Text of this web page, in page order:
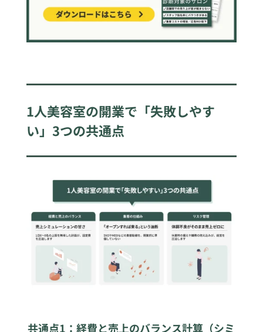
1人美容室の開業で「失敗しやす
い」3つの共通点
共通点1：経費と売上のバランス計算（シミ